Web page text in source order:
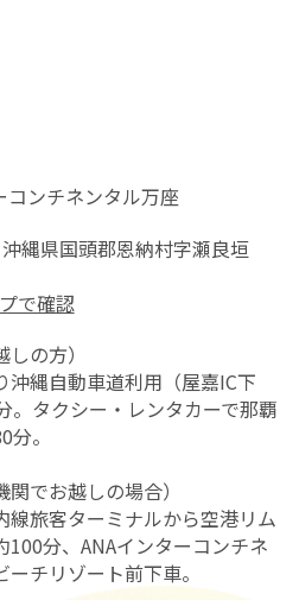
コンチネンタル万座
縄県国頭郡恩納村字瀬良垣
で確認
しの方）
沖縄自動車道利用（屋嘉IC下
。タクシー・レンタカーで那覇
。
関でお越しの場合）
線旅客ターミナルから空港リム
100分、ANAインターコンチネ
ーチリゾート前下車。